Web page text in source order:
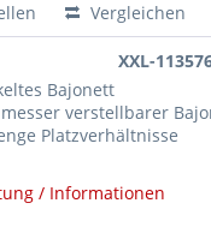
Vergleichen
XXL-
Bajonett
verstellbarer
Platzverhältnisse
/ Informationen